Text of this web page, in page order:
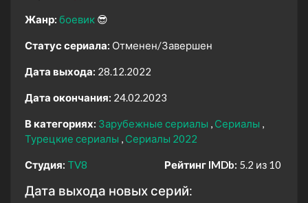
Жанр: боевик 😎
Статус сериала: Отменен/Завершен
Дата выхода: 28.12.2022
Дата окончания: 24.02.2023
В категориях: Зарубежные сериалы
Сериалы
Турецкие сериалы
Сериалы 2022
Студия: TV8 Рейтинг IMDb: 5.2 из 10
Дата выхода новых серий: